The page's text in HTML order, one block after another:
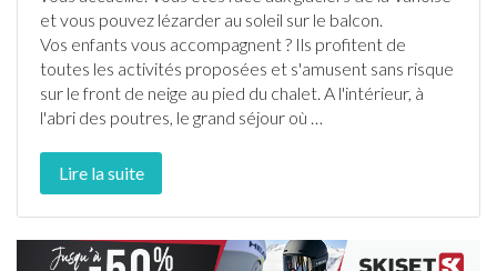
et vous pouvez lézarder au soleil sur le balcon.
Vos enfants vous accompagnent ? Ils profitent de
toutes les activités proposées et s'amusent sans risque
sur le front de neige au pied du chalet. A l'intérieur, à
l'abri des poutres, le grand séjour où …
Lire la suite